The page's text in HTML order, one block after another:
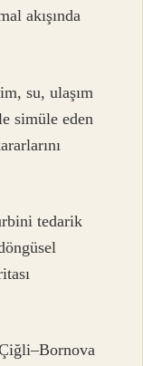
akışında
su, ulaşım
simüle eden
tedarik